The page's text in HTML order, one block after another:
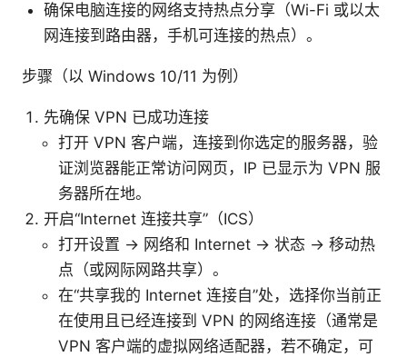
确保电脑连接的网络支持热点分享（Wi-Fi 或以太
网连接到路由器，手机可连接的热点）。
步骤（以 Windows 10/11 为例）
先确保 VPN 已成功连接
打开 VPN 客户端，连接到你选定的服务器，验
证浏览器能正常访问网页，IP 已显示为 VPN 服
务器所在地。
开启“Internet 连接共享”（ICS）
打开设置 -> 网络和 Internet -> 状态 -> 移动热
点（或网际网路共享）。
在“共享我的 Internet 连接自”处，选择你当前正
在使用且已经连接到 VPN 的网络连接（通常是
VPN 客户端的虚拟网络适配器，若不确定，可